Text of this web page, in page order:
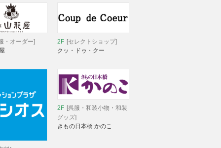
・オーダー]
2F [セレクトショップ]
クッ・ドゥ・クー
2F [呉服・和装小物・和装
グッズ]
きもの日本橋 かのこ